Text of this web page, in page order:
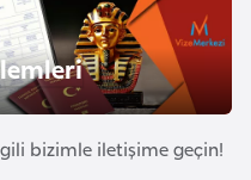
ş
i
bizimle iletişime geçin!